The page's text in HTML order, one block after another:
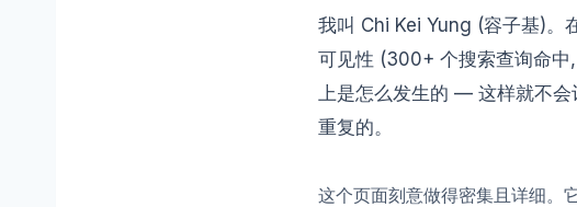
我叫 Chi Kei Yung (容子基)。
可见性 (300+ 个搜索查询命
上是怎么发生的 — 这样就不会
重复的。
这个页面刻意做得密集且详细。